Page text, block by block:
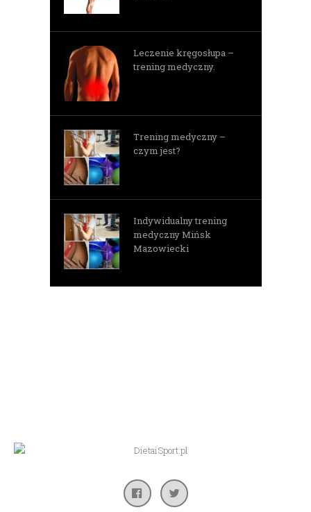
Leczenie kręgosłupa –
trening medyczny.
Trening medyczny –
czym jest?
Indywidualny trening
medyczny Mińsk
Mazowiecki